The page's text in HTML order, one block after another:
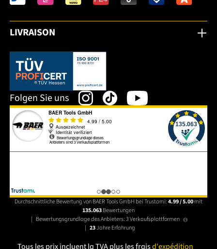
LIVRAISON
Dieser Link öffnet sich in einem neuen Tab.
Folgen Sie uns
Durchschnittliche Bewertung von BAER Tools GmbH bei Trustami:4.99 / 5.00mit
135.063Bewertungen
| Bewertungsgrundlage des Anbieters: 3 Verkaufsplattformen
| 23Jahre Erfahrung
Tous les prix incluent la TVA plus les fraisd'expédition